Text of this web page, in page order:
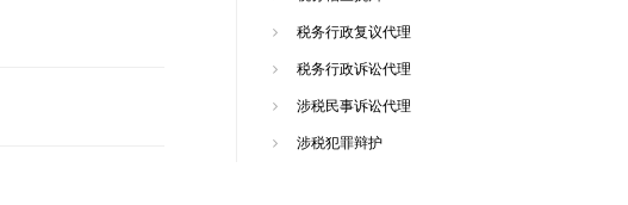
税务行政复议代理
税务行政诉讼代理
涉税民事诉讼代理
涉税犯罪辩护